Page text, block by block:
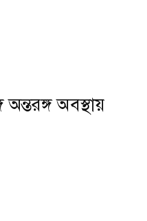
অন্তরঙ্গ অবস্থায়